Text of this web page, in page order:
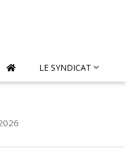
LE SYNDICAT